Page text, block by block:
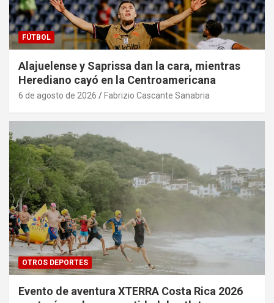
FÚTBOL
Alajuelense y Saprissa dan la cara, mientras
Herediano cayó en la Centroamericana
6 de agosto de 2026 Fabrizio Cascante Sanabria
OTROS DEPORTES
Evento de aventura XTERRA Costa Rica 2026